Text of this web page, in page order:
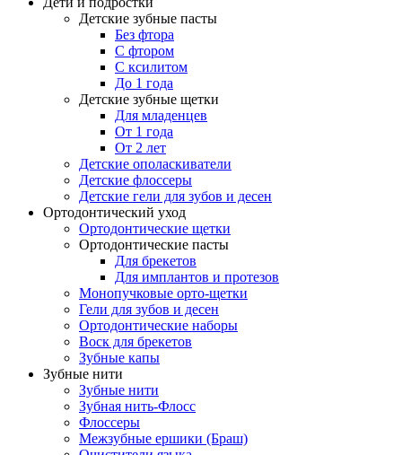
Детские зубные пасты
Без фтора
С фтором
С ксилитом
До 1 года
Детские зубные щетки
Для младенцев
От 1 года
От 2 лет
Детские ополаскиватели
Детские флоссеры
Детские гели для зубов и десен
Ортодонтический уход
Ортодонтические щетки
Ортодонтические пасты
Для брекетов
Для имплантов и протезов
Монопучковые орто-щетки
Гели для зубов и десен
Ортодонтические наборы
Воск для брекетов
Зубные капы
Зубные нити
Зубные нити
Зубная нить-Флосс
Флоссеры
Межзубные ершики (Браш)